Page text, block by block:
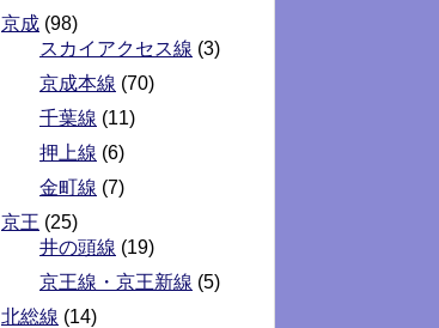
京成 (98)
スカイアクセス線 (3)
京成本線 (70)
千葉線 (11)
押上線 (6)
金町線 (7)
京王 (25)
井の頭線 (19)
京王線・京王新線 (5)
北総線 (14)